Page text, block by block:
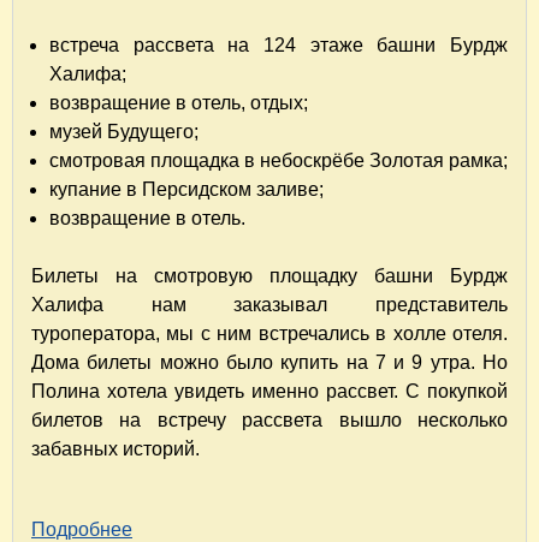
встреча рассвета на 124 этаже башни Бурдж
Халифа;
возвращение в отель, отдых;
музей Будущего;
смотровая площадка в небоскрёбе Золотая рамка;
купание в Персидском заливе;
возвращение в отель.
Билеты на смотровую площадку башни Бурдж
Халифа нам заказывал представитель
туроператора, мы с ним встречались в холле отеля.
Дома билеты можно было купить на 7 и 9 утра. Но
Полина хотела увидеть именно рассвет. С покупкой
билетов на встречу рассвета вышло несколько
забавных историй.
Подробнее